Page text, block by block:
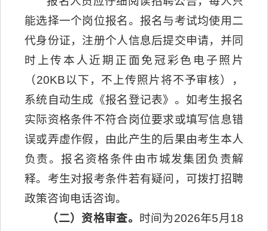
能选择一个岗位报名。报名与考试均使用二
代身份证，注册个人信息后提交申请，并同
时上传本人近期正面免冠彩色电子照片
（20KB以下，不上传照片将不予审核），
系统自动生成《报名登记表》。如考生报名
实际资格条件不符合岗位要求或填写信息错
误或弄虚作假，由此产生的后果由考生本人
负责。报名资格条件由市城发集团负责解
释。考生对报考条件若有疑问，可拨打招聘
政策咨询电话咨询。
（二）资格审查。
时间为2026年5月18